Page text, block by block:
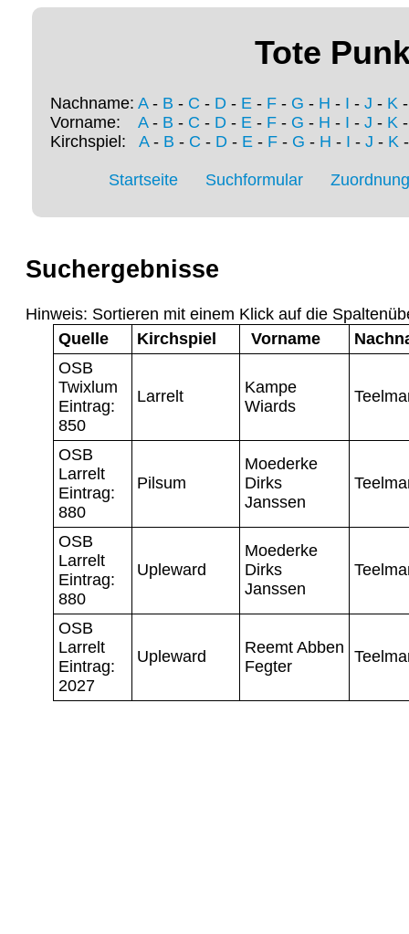
Tote
Nachname: A- B - C - D - E - F - G - H - I - J - K
Vorname: A- B - C - D - E - F - G - H - I - J - K
Kirchspiel: A- B - C - D- E- F- G - H - I - J - K
Startseite Suchformular
Suchergebnisse
Hinweis: Sortieren mit einem Klick auf die
Quelle
Kirchspiel Vorname
OSB
Twixlum
Eintrag:
850
Larrelt
Kampe
Wiards
OSB
Larrelt
Eintrag:
880
Pilsum
Moederke
Dirks
Janssen
OSB
Larrelt
Eintrag:
880
Upleward
Moederke
Dirks
Janssen
OSB
Larrelt
Eintrag:
2027
Upleward
Reemt Abben
Fegter